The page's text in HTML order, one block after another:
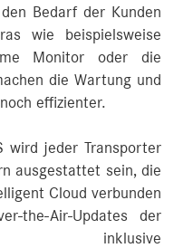
Bedarf der Kunden
wie beispielsweise
Monitor oder die
die Wartung und
effizienter.
wird jeder Transporter
ausgestattet sein, die
Cloud verbunden
the-Air-Updates der
inklusive